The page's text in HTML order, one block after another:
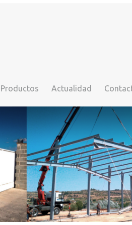
Productos Actualidad